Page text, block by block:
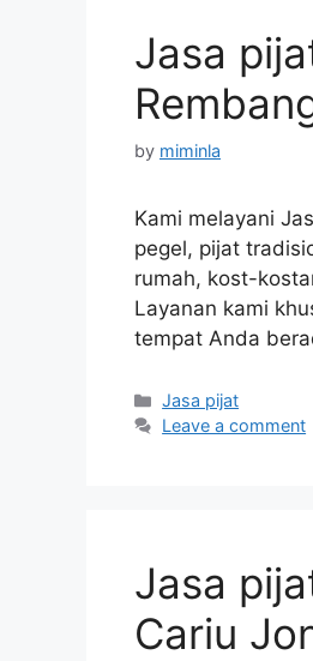
Jasa
by miminla
Kami melayani
pegel, pijat
rumah, kost-
Layanan kami
tempat Anda
Categories
Jasa pijat
Leave a comment
Jasa
Cariu